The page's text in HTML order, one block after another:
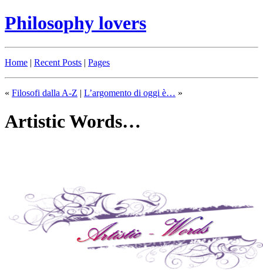
Philosophy lovers
Home | Recent Posts | Pages
« Filosofi dalla A-Z | L’argomento di oggi è… »
Artistic Words…